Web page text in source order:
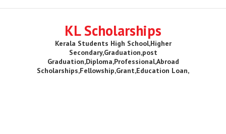
KL Scholarships
Kerala Students High School,Higher
Secondary,Graduation,post
Graduation,Diploma,Professional,Abroad
Scholarships,Fellowship,Grant,Education Loan,